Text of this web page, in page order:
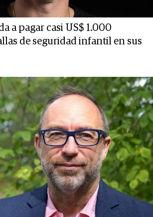
a pagar casi US$ 1.000
de seguridad infantil en sus